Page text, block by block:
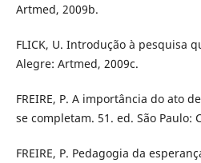
Artmed, 2009b.
FLICK, U. Introdução à pesquisa
Alegre: Artmed, 2009c.
FREIRE, P. A importância do ato
se completam. 51. ed. São Paulo:
FREIRE, P. Pedagogia da